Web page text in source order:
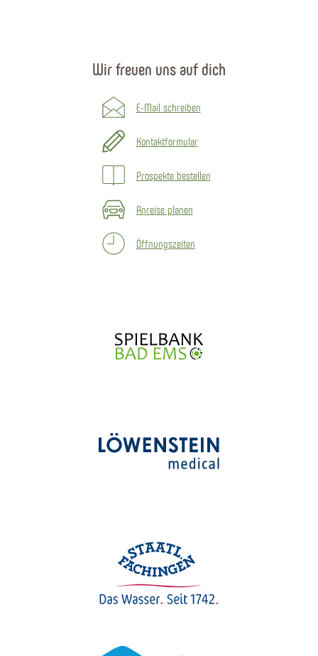
Wir freuen uns auf dich
E-Mail schreiben
Kontaktformular
Prospekte bestellen
Anreise planen
Öffnungszeiten